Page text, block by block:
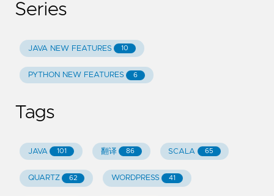
Series
JAVA NEW FEATURES 10
PYTHON NEW FEATURES 6
Tags
JAVA 101 翻译 86 SCALA 65
QUARTZ 62 WORDPRESS 41